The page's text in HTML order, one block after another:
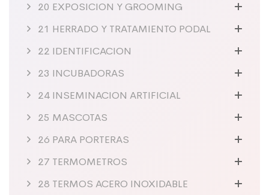
20 EXPOSICION Y GROOMING
21 HERRADO Y TRATAMIENTO PODAL
22 IDENTIFICACION
23 INCUBADORAS
24 INSEMINACION ARTIFICIAL
25 MASCOTAS
26 PARA PORTERAS
27 TERMOMETROS
28 TERMOS ACERO INOXIDABLE